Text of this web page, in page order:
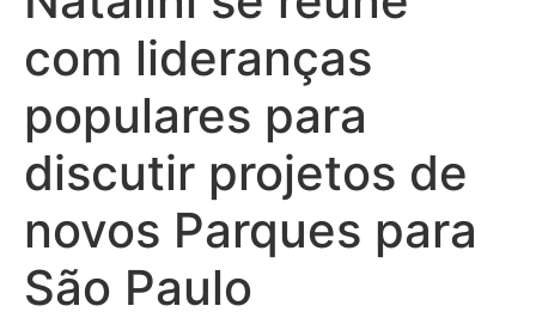
com lideranças
populares para
discutir projetos de
novos Parques para
São Paulo